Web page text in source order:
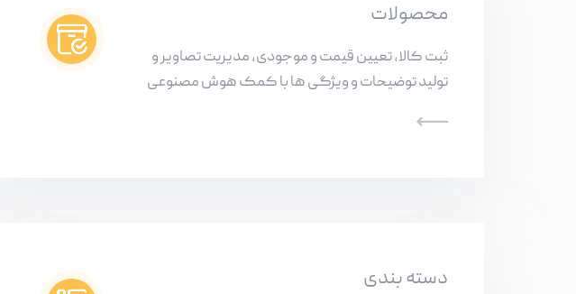
محصولات
ثبت کالا، تعیین قیمت و موجودی، مدیریت تصاویر و
تولید توضیحات و ویژگی ها با کمک هوش مصنوعی
دسته بندی